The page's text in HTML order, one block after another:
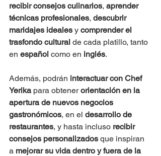
recibir consejos culinarios, aprender
técnicas profesionales, descubrir
maridajes ideales y comprender el
trasfondo cultural de cada platillo, tanto
en español como en inglés.
Además, podrán interactuar con Chef
Yerika para obtener orientación en la
apertura de nuevos negocios
gastronómicos, en el desarrollo de
restaurantes, y hasta incluso recibir
consejos personalizados que inspiran
a mejorar su vida dentro y fuera de la